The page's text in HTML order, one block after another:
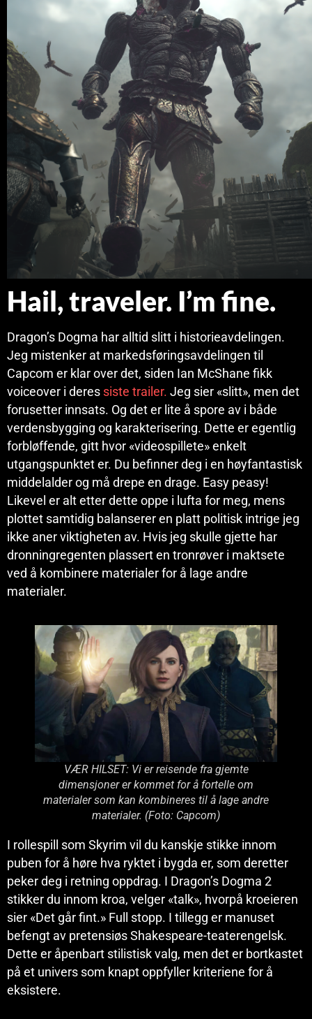
Hail, traveler. I’m fine.
Dragon’s Dogma har alltid slitt i historieavdelingen.
Jeg mistenker at markedsføringsavdelingen til
Capcom er klar over det, siden Ian McShane fikk
voiceover i deres siste trailer. Jeg sier «slitt», men det
forusetter innsats. Og det er lite å spore av i både
verdensbygging og karakterisering. Dette er egentlig
forbløffende, gitt hvor «videospillete» enkelt
utgangspunktet er. Du befinner deg i en høyfantastisk
middelalder og må drepe en drage. Easy peasy!
Likevel er alt etter dette oppe i lufta for meg, mens
plottet samtidig balanserer en platt politisk intrige jeg
ikke aner viktigheten av. Hvis jeg skulle gjette har
dronningregenten plassert en tronrøver i maktsete
ved å kombinere materialer for å lage andre
materialer.
VÆR HILSET: Vi er reisende fra gjemte
dimensjoner er kommet for å fortelle om
materialer som kan kombineres til å lage andre
materialer. (Foto: Capcom)
I rollespill som Skyrim vil du kanskje stikke innom
puben for å høre hva ryktet i bygda er, som deretter
peker deg i retning oppdrag. I Dragon’s Dogma 2
stikker du innom kroa, velger «talk», hvorpå kroeieren
sier «Det går fint.» Full stopp. I tillegg er manuset
befengt av pretensiøs Shakespeare-teaterengelsk.
Dette er åpenbart stilistisk valg, men det er bortkastet
på et univers som knapt oppfyller kriteriene for å
eksistere.